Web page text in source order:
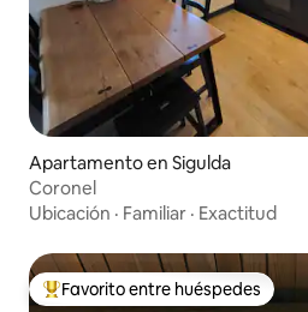
Apartamento en Sigulda
Coronel
Ubicación · Familiar · Exactitud
Favorito entre huéspedes preferido
Favorito entre huéspedes